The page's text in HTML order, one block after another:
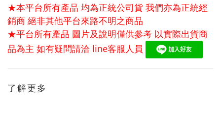
★本平台所有產品 均為正統公司貨 我們亦為正統經
銷商 絕非其他平台來路不明之商品
★平台所有產品 圖片及說明僅供參考 以實際出貨商
品為主 如有疑問請洽 line客服人員
了解更多